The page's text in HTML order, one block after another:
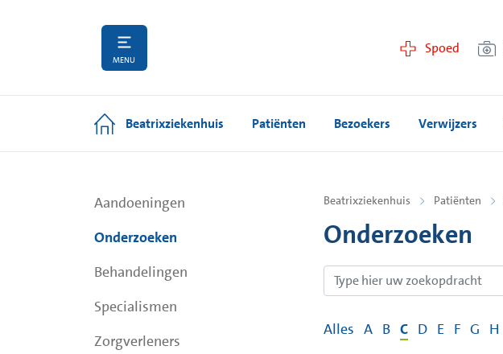
MENU
Spoed
Beatrixziekenhuis Patiënten Bezoekers Verwijzers
Aandoeningen
Onderzoeken
Behandelingen
Specialismen
Zorgverleners
Beatrixziekenhuis Patiënten
Onderzoeken
Alles A B C D E F G H